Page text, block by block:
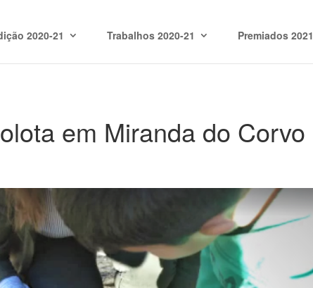
2020-21 Trabalhos 2020-21 Premiados 2021
em Miranda do Corvo